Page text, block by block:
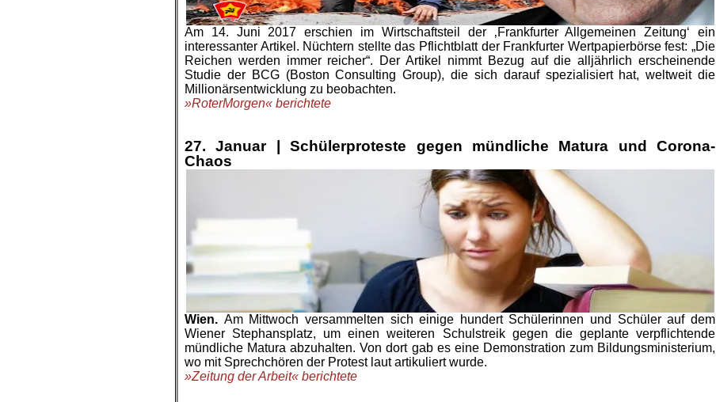
Am 14. Juni 2017 erschien im Wirtschaftsteil der ‚Frankfurter Allgemeinen Zeitung‘ ein
interessanter Artikel. Nüchtern stellte das Pflichtblatt der Frankfurter Wertpapierbörse fest: „Die
Reichen werden immer reicher“. Der Artikel nimmt Bezug auf die alljährlich erscheinende
Studie der BCG (Boston Consulting Group), die sich darauf spezialisiert hat, weltweit die
Millionärsentwicklung zu beobachten.
»RoterMorgen« berichtete
27. Januar |Schülerproteste gegen mündliche Matura und Corona-
Chaos
Wien. Am Mittwoch versammelten sich einige hundert Schülerinnen und Schüler auf dem
Wiener Stephansplatz, um einen weiteren Schulstreik gegen die geplante verpflichtende
mündliche Matura abzuhalten. Von dort gab es eine Demonstration zum Bildungsministerium,
wo mit Sprechchören der Protest laut artikuliert wurde.
»Zeitung der Arbeit« berichtete